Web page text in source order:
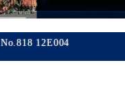
No.818 12E004